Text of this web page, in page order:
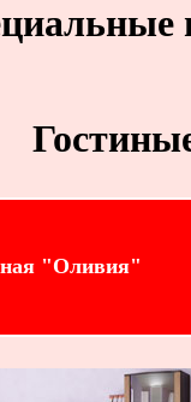
"Оливия"